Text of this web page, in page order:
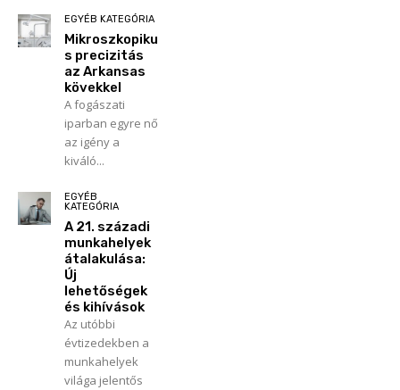
EGYÉB KATEGÓRIA
Mikroszkopiku
s precizitás
az Arkansas
kövekkel
A fogászati
iparban egyre nő
az igény a
kiváló...
EGYÉB
KATEGÓRIA
A 21. századi
munkahelyek
átalakulása:
Új
lehetőségek
és kihívások
Az utóbbi
évtizedekben a
munkahelyek
világa jelentős